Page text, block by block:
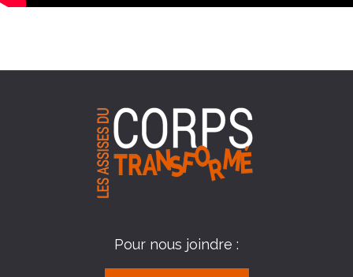
Pour nous joindre :